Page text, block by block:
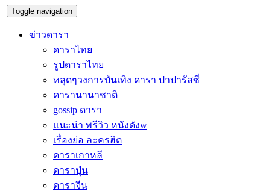
Toggle navigation
ข่าวดารา
ดาราไทย
รูปดาราไทย
หลุดๆวงการบันเทิง ดารา ปาปารัสซี่
ดารานานาชาติ
gossip ดารา
แนะนำ พรีวิว หนังดังw
เรื่องย่อ ละครฮิต
ดาราเกาหลี
ดาราปุ่น
ดาราจีน